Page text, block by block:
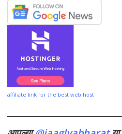
affiliate link for the best web host